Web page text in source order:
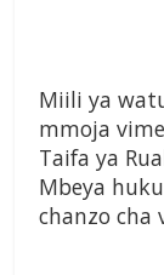
Miili ya
mmoja
Taifa ya
Mbeya
chanzo